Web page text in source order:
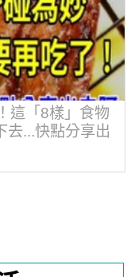
這「8樣」食物
去...快點分享出